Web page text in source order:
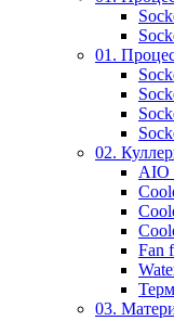
01.
02.
AIO
Fan
03.